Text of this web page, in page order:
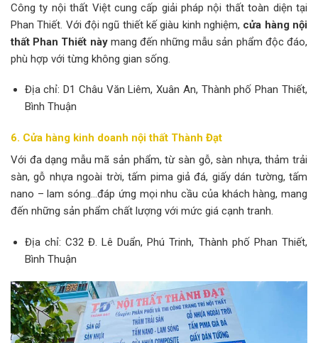
Công ty nội thất Việt cung cấp giải pháp nội thất toàn diện tại
Phan Thiết. Với đội ngũ thiết kế giàu kinh nghiệm, cửa hàng nội
thất Phan Thiết nàymang đến những mẫu sản phẩm độc đáo,
phù hợp với từng không gian sống.
Địa chỉ: D1 Châu Văn Liêm, Xuân An, Thành phố Phan Thiết,
Bình Thuận
6. Cửa hàng kinh doanh nội thất Thành Đạt
Với đa dạng mẫu mã sản phẩm, từ sàn gỗ, sàn nhựa, thảm trải
sàn, gỗ nhựa ngoài trời, tấm pima giả đá, giấy dán tường, tấm
nano – lam sóng…đáp ứng mọi nhu cầu của khách hàng, mang
đến những sản phẩm chất lượng với mức giá cạnh tranh.
Địa chỉ: C32 Đ. Lê Duẩn, Phú Trinh, Thành phố Phan Thiết,
Bình Thuận